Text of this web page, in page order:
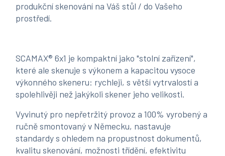
produkční skenování na Váš stůl / do Vašeho
prostředí.
SCAMAX® 6x1 je kompaktní jako "stolní zařízení",
které ale skenuje s výkonem a kapacitou vysoce
výkonného skeneru: rychleji, s větší vytrvalostí a
spolehlivěji než jakýkoli skener jeho velikosti.
Vyvinutý pro nepřetržitý provoz a 100% vyrobený a
ručně smontovaný v Německu, nastavuje
standardy s ohledem na propustnost dokumentů,
kvalitu skenování, možnosti třídění, efektivitu